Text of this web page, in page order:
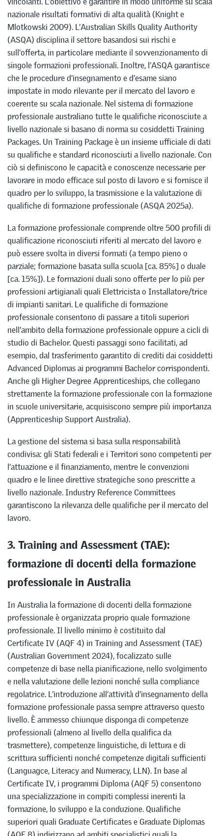
nazionale risultati formativi di alta qualità (Knight e
Mlotkowski 2009). L’Australian Skills Quality Authority
(ASQA) disciplina il settore basandosi sui rischi e
sull’offerta, in particolare mediante il sovvenzionamento di
singole formazioni professionali. Inoltre, l’ASQA garantisce
che le procedure d’insegnamento e d’esame siano
impostate in modo rilevante per il mercato del lavoro e
coerente su scala nazionale. Nel sistema di formazione
professionale australiano tutte le qualifiche riconosciute a
livello nazionale si basano di norma su cosiddetti Training
Packages. Un Training Package è un insieme ufficiale di dati
su qualifiche e standard riconosciuti a livello nazionale. Con
ciò si definiscono le capacità e conoscenze necessarie per
lavorare in modo efficace sul posto di lavoro e si fornisce il
quadro per lo sviluppo, la trasmissione e la valutazione di
qualifiche di formazione professionale (ASQA 2025a).
La formazione professionale comprende oltre 500 profili di
qualificazione riconosciuti riferiti al mercato del lavoro e
può essere svolta in diversi formati (a tempo pieno o
parziale; formazione basata sulla scuola [ca. 85%] o duale
[ca. 15%]). Le formazioni duali sono offerte per lo più per
professioni artigianali quali Elettricista o Installatore/trice
di impianti sanitari. Le qualifiche di formazione
professionale consentono di passare a titoli superiori
nell’ambito della formazione professionale oppure a cicli di
studio di Bachelor. Questi passaggi sono facilitati, ad
esempio, dal trasferimento garantito di crediti dai cosiddetti
Advanced Diplomas ai programmi Bachelor corrispondenti.
Anche gli Higher Degree Apprenticeships, che collegano
strettamente la formazione professionale con la formazione
in scuole universitarie, acquisiscono sempre più importanza
(Apprenticeship Support Australia).
La gestione del sistema si basa sulla responsabilità
condivisa: gli Stati federali e i Territori sono competenti per
l’attuazione e il finanziamento, mentre le convenzioni
quadro e le linee direttive strategiche sono prescritte a
livello nazionale. Industry Reference Committees
garantiscono la rilevanza delle qualifiche per il mercato del
lavoro.
3. Training and Assessment (TAE):
formazione di docenti della formazione
professionale in Australia
In Australia la formazione di docenti della formazione
professionale è organizzata proprio quale formazione
professionale. Il livello minimo è costituito dal
Certificate IV (AQF 4) in Training and Assessment (TAE)
(Australian Government 2024), focalizzato sulle
competenze di base nella pianificazione, nello svolgimento
e nella valutazione delle lezioni nonché sulla compliance
regolatrice. L’introduzione all’attività d’insegnamento della
formazione professionale passa sempre attraverso questo
livello. È ammesso chiunque disponga di competenze
professionali (almeno al livello della qualifica da
trasmettere), competenze linguistiche, di lettura e di
scrittura sufficienti nonché competenze digitali sufficienti
(Languagce, Literacy and Numeracy, LLN). In base al
Certificate IV, i programmi Diploma (AQF 5) consentono
una specializzazione in compiti complessi inerenti la
formazione, lo sviluppo e la conduzione. Qualifiche
superiori quali Graduate Certificates e Graduate Diplomas